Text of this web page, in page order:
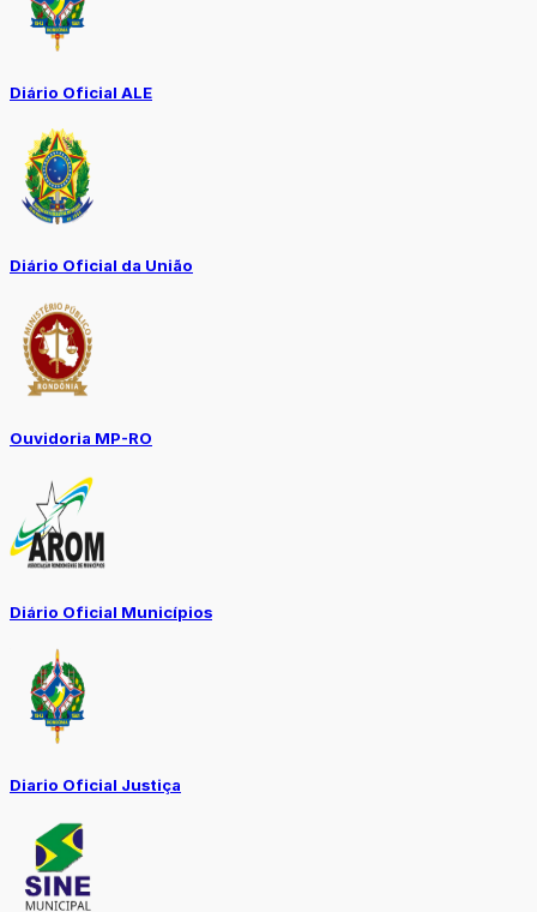
Diário Oficial ALE
Diário Oficial da União
Ouvidoria MP-RO
Diário Oficial Municípios
Diario Oficial Justiça